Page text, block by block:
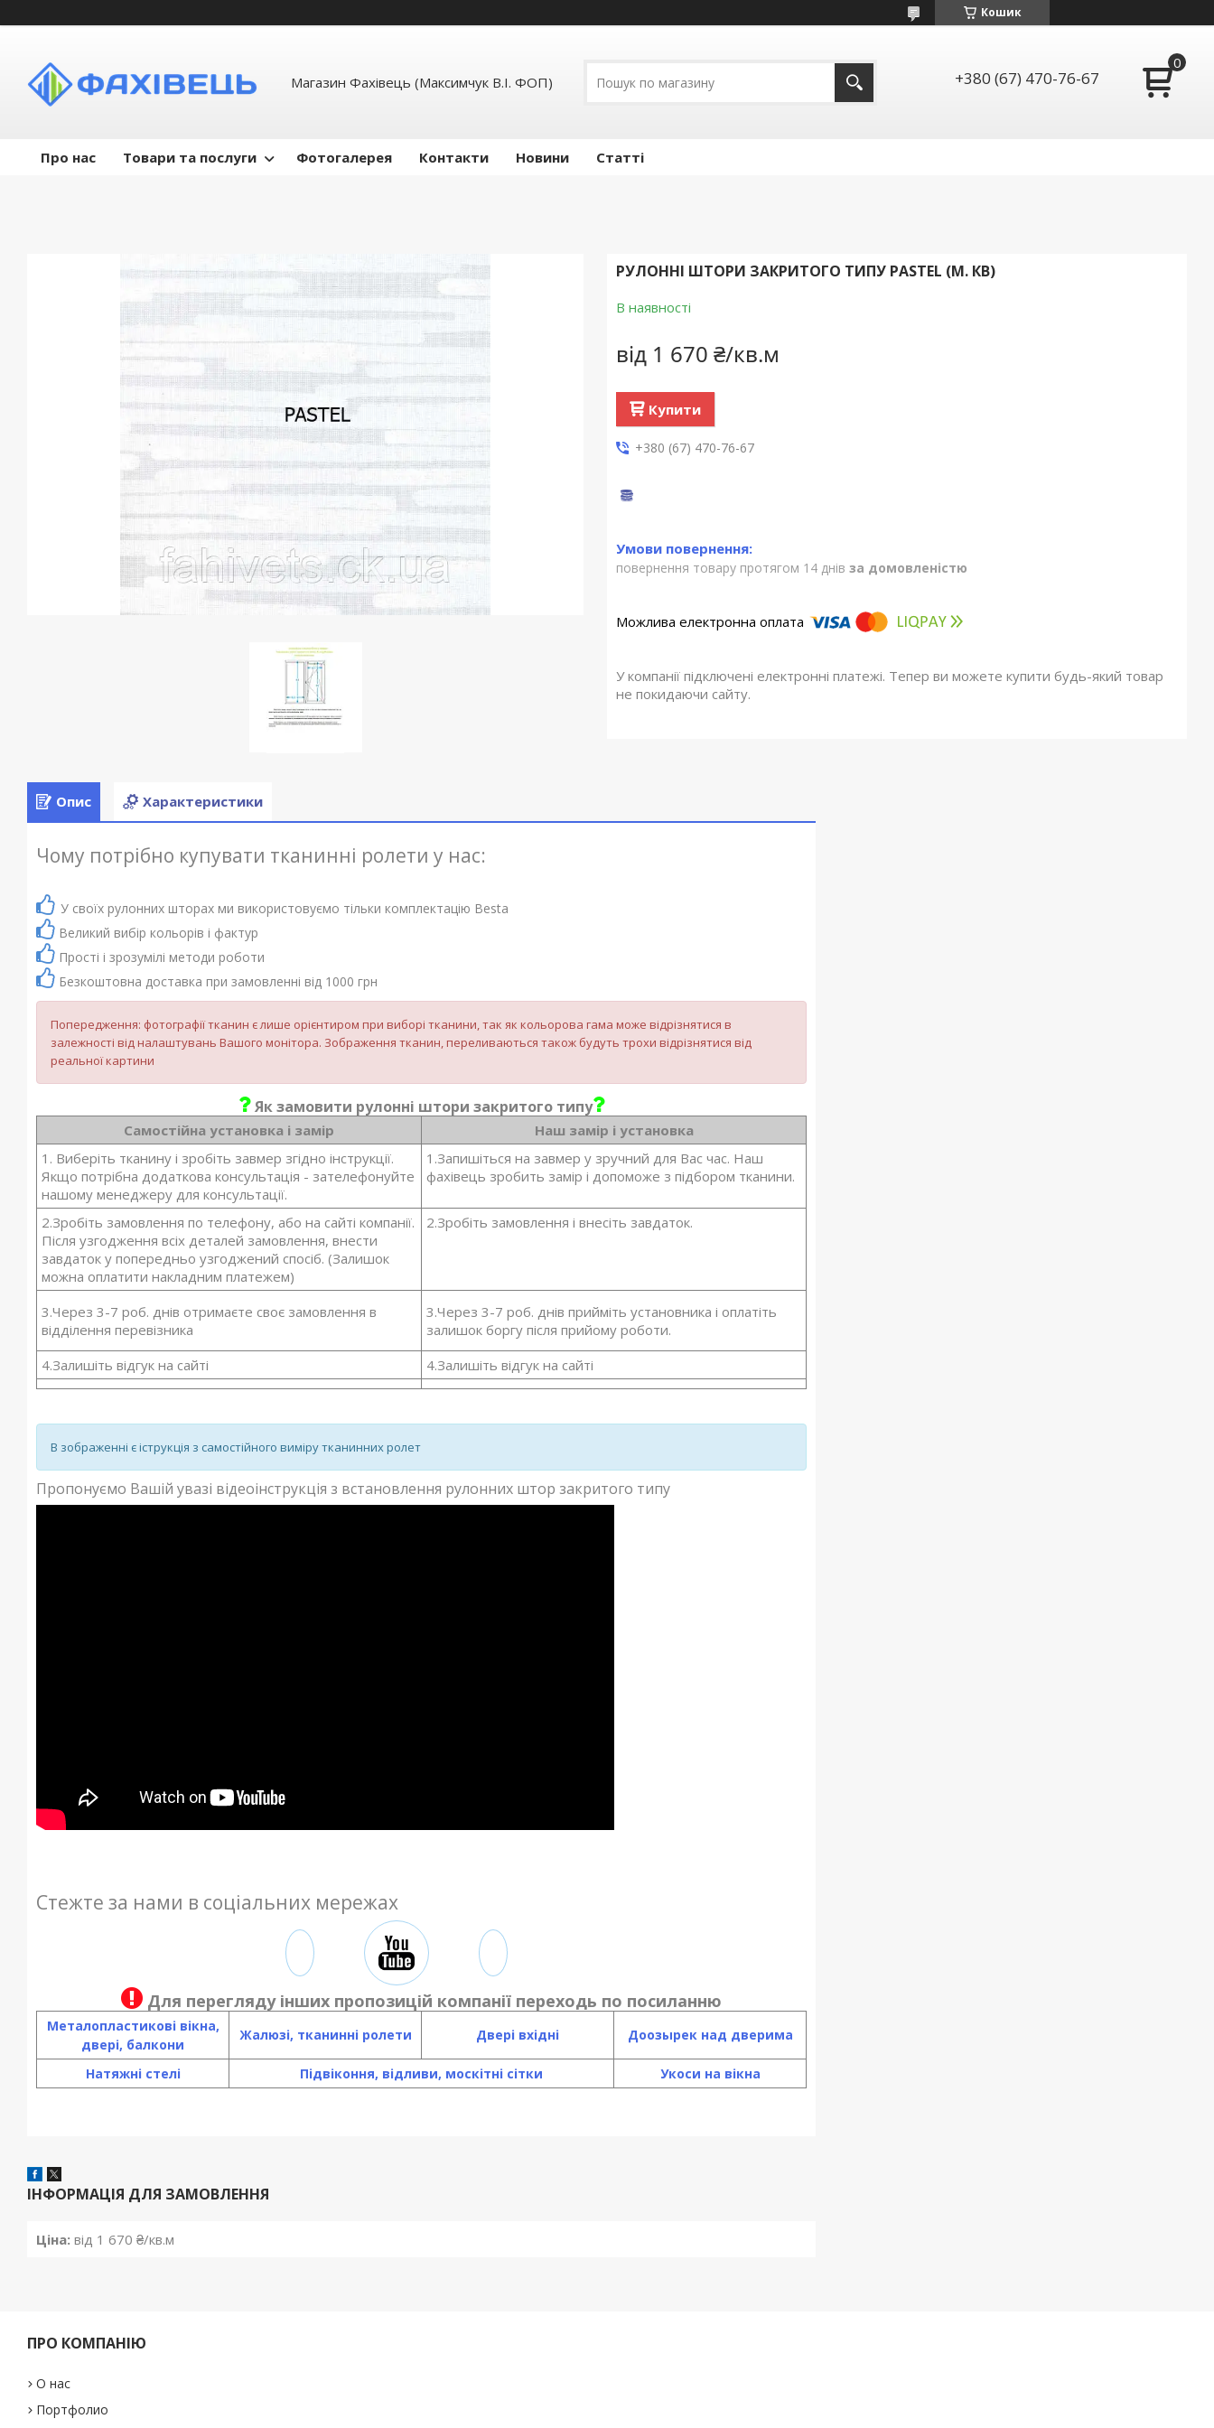
Кошик
Магазин Фахівець (Максимчук В.І. ФОП) +380 (67) 470-76-67
Про нас Товари та послуги Фотогалерея Контакти Новини Статті
РУЛОННІ ШТОРИ ЗАКРИТОГО ТИПУ PASTEL (М. КВ)
В наявності
від 1 670 ₴/кв.м
Купити
+380 (67) 470-76-67
повернення товару протягом 14 днів за домовленістю
У компанії підключені електронні платежі. Тепер ви можете купити будь-який товар
не покидаючи сайту.
Опис Характеристики
Чому потрібно купувати тканинні ролети у нас:
У своїх рулонних шторах ми використовуємо тільки комплектацію Besta
Великий вибір кольорів і фактур
Прості і зрозумілі методи роботи
Безкоштовна доставка при замовленні від 1000 грн
Попередження: фотографії тканин є лише орієнтиром при виборі тканини, так як кольорова гама може відрізнятися в
залежності від налаштувань Вашого монітора. Зображення тканин, переливаються також будуть трохи відрізнятися від
реальної картини
Як замовити рулонні штори закритого типу
Самостійна установка і замір
Наш замір і установка
1. Виберіть тканину і зробіть завмер згідно інструкції.
Якщо потрібна додаткова консультація - зателефонуйте
нашому менеджеру для консультації.
1.Запишіться на завмер у зручний для Вас час. Наш
фахівець зробить замір і допоможе з підбором тканини.
2.Зробіть замовлення по телефону, або на сайті компанії.
Після узгодження всіх деталей замовлення, внести
завдаток у попередньо узгоджений спосіб. (Залишок
можна оплатити накладним платежем)
2.Зробіть замовлення і внесіть завдаток.
3.Через 3-7 роб. днів отримаєте своє замовлення в
відділення перевізника
3.Через 3-7 роб. днів прийміть установника і оплатіть
залишок боргу після прийому роботи.
4.Залишіть відгук на сайті
4.Залишіть відгук на сайті
В зображенні є іструкція з самостійного виміру тканинних ролет
Пропонуємо Вашій увазі відеоінструкція з встановлення рулонних штор закритого типу
Стежте за нами в соціальних мережах
Для перегляду інших пропозицій компанії переходь по посиланню
Металопластикові вікна,
двері, балкони
Жалюзі, тканинні ролети Двері вхідні Доозырек над дверима
Натяжні стелі Підвіконня, відливи, москітні сітки Укоси на вікна
ІНФОРМАЦІЯ ДЛЯ ЗАМОВЛЕННЯ
Ціна: від 1 670 ₴/кв.м
ПРО КОМПАНІЮ
О нас
Портфолио